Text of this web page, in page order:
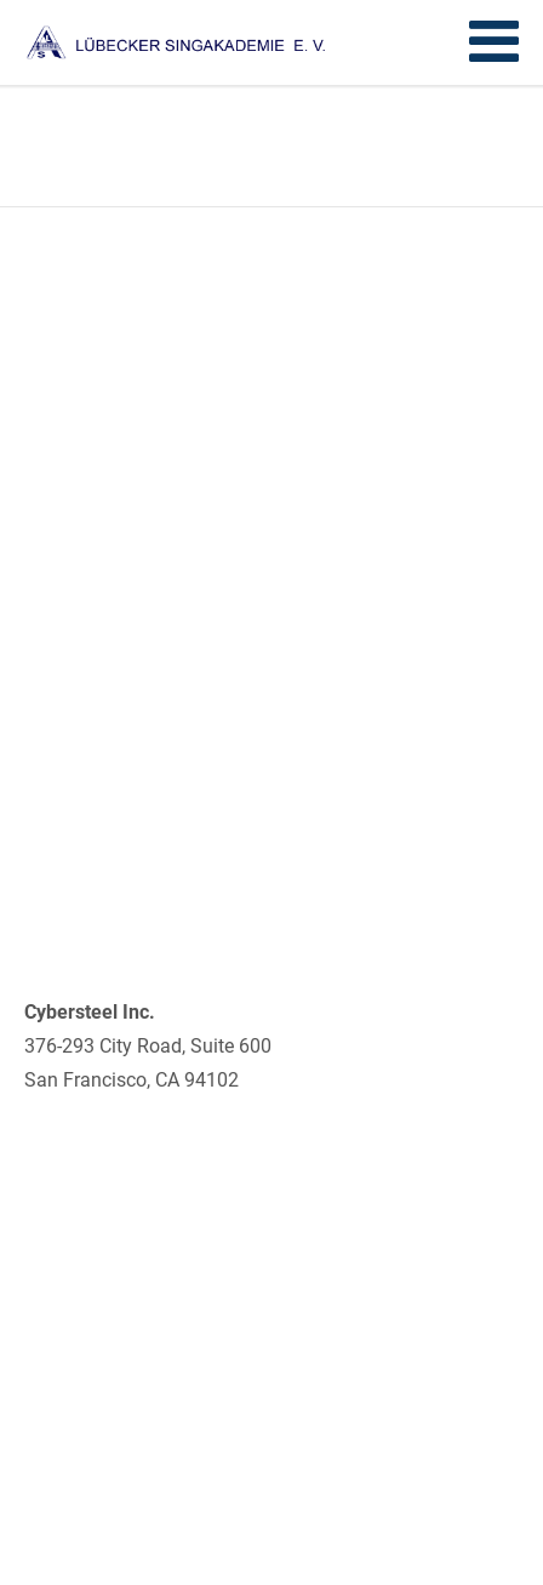
Cybersteel Inc.
376-293 City Road, Suite 600
San Francisco, CA 94102